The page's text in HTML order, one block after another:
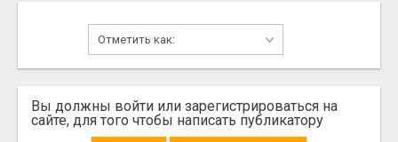
Вы должны войти или зарегистрироваться на
сайте, для того чтобы написать публикатору